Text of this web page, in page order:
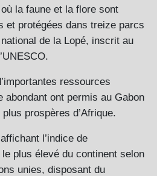
la faune et la flore sont
et protégées dans treize parcs
de la Lopé, inscrit au
ressources
abondant ont permis au Gabon
prospères d’Afrique.
l’indice de
plus élevé du continent selon
unies, disposant du